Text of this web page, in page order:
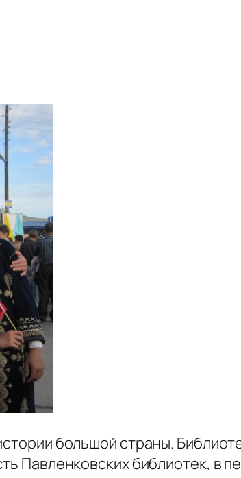
большой страны.
Павленковских библиотек, в